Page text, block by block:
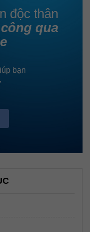
độc thân
qua
bạn